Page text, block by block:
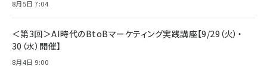
Anker Soundcore P31i (Bluetooth 6.1) 【完
全ワイヤレスイヤホン/アクティブノイズキャンセリ
ング/マルチポイント接続 / 最大50時間再生 / PSE
8月5日 7:04
＜第3回＞AI時代のBtoBマーケティング実践講座【9/29（火）・
30（水）開催】
8月4日 9:00